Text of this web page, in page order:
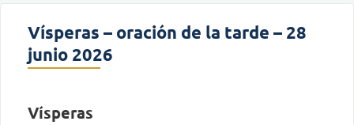
Vísperas – oración de la tarde – 28
junio 2026
Vísperas